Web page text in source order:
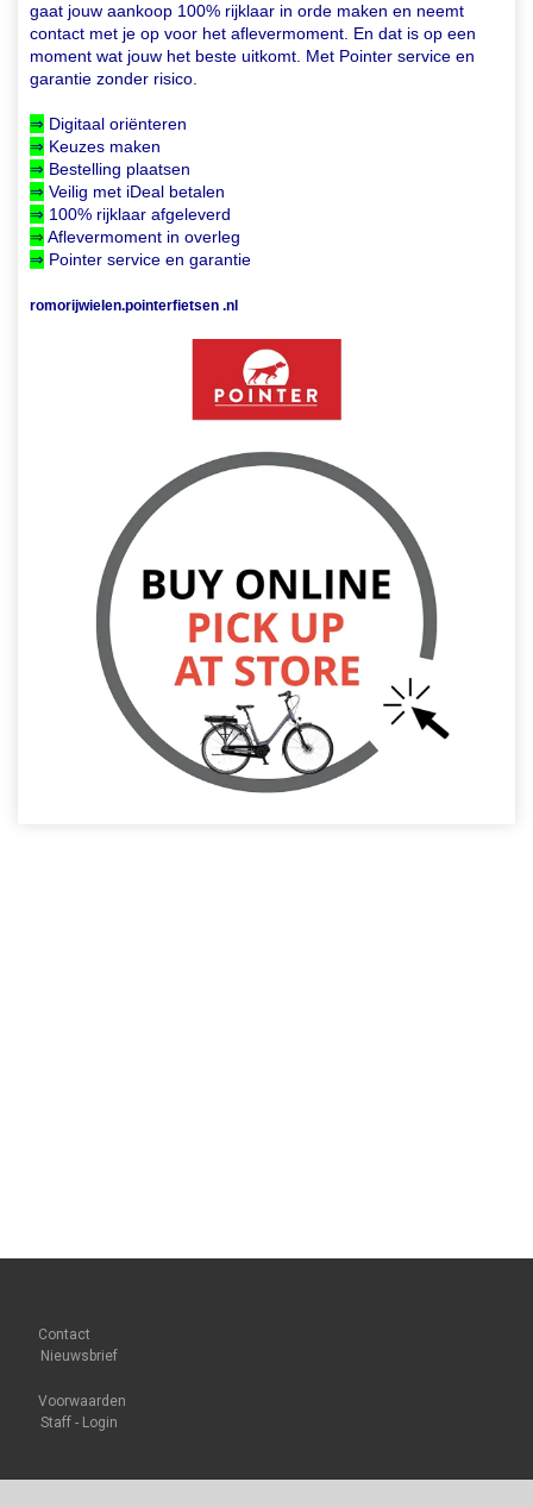
gaat jouw aankoop 100% rijklaar in orde maken en neemt
contact met je op voor het aflevermoment. En dat is op een
moment wat jouw het beste uitkomt. Met Pointer service en
garantie zonder risico.
⇒ Digitaal oriënteren
⇒ Keuzes maken
⇒ Bestelling plaatsen
⇒ Veilig met iDeal betalen
⇒ 100% rijklaar afgeleverd
⇒ Aflevermoment in overleg
⇒ Pointer service en garantie
romorijwielen.pointerfietsen .nl
Contact
Nieuwsbrief
Voorwaarden
Staff - Login